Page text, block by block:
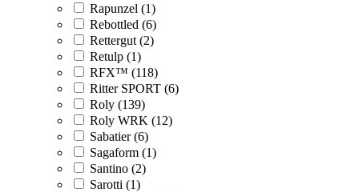
Rapunzel (1)
Rebottled (6)
Rettergut (2)
Retulp (1)
RFX™ (118)
Ritter SPORT (6)
Roly (139)
Roly WRK (12)
Sabatier (6)
Sagaform (1)
Santino (2)
Sarotti (1)